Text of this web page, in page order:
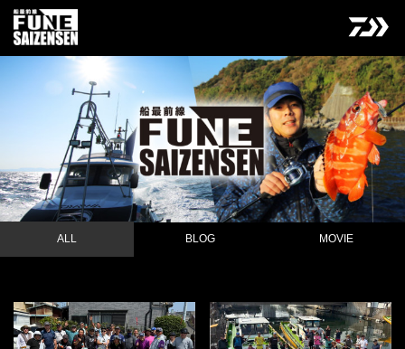
ALL BLOG MOVIE
2026 剣崎沖解禁カワハギ仕立て・B
船
林良一
NEW BLOG
2026 剣崎沖解禁カワハギ仕立て・A
船
林良一
BLOG